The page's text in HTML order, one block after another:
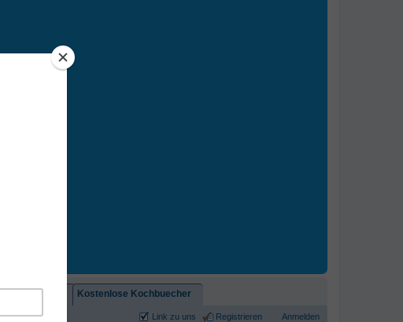
Kostenlose Kochbuecher
Anmelden
Registrieren
Link zu uns